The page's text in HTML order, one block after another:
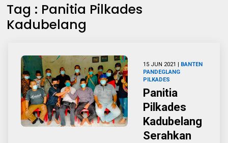
Tag : Panitia Pilkades
Kadubelang
15 JUN 2021 | BANTEN
PANDEGLANG
PILKADES
Panitia
Pilkades
Kadubelang
Serahkan